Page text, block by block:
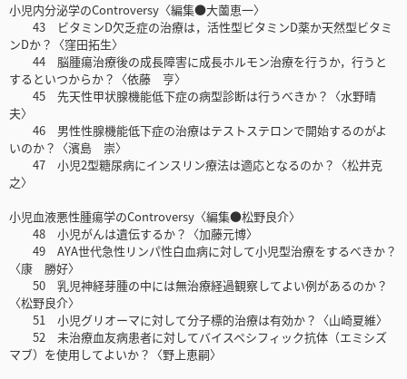
小児内分泌学のControversy〈編集●大薗恵一〉
43 ビタミンD欠乏症の治療は，活性型ビタミンD薬か天然型ビタミ
ンDか？〈窪田拓生〉
44 脳腫瘍治療後の成長障害に成長ホルモン治療を行うか，行うと
するといつからか？〈依藤 亨〉
45 先天性甲状腺機能低下症の病型診断は行うべきか？〈水野晴
夫〉
46 男性性腺機能低下症の治療はテストステロンで開始するのがよ
いのか？〈濱島 崇〉
47 小児2型糖尿病にインスリン療法は適応となるのか？〈松井克
之〉
小児血液悪性腫瘍学のControversy〈編集●松野良介〉
48 小児がんは遺伝するか？〈加藤元博〉
49 AYA世代急性リンパ性白血病に対して小児型治療をするべきか？
〈康 勝好〉
50 乳児神経芽腫の中には無治療経過観察してよい例があるのか？
〈松野良介〉
51 小児グリオーマに対して分子標的治療は有効か？〈山崎夏維〉
52 未治療血友病患者に対してバイスペシフィック抗体（エミシズ
マブ）を使用してよいか？〈野上恵嗣〉